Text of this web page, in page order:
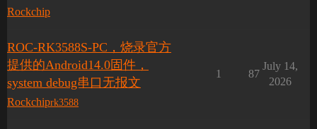
Rockchip
ROC-RK3588S-PC，烧录官方
提供的Android14.0固件，
system debug串口无报文
Rockchiprk3588
1 87
July 14,
2026